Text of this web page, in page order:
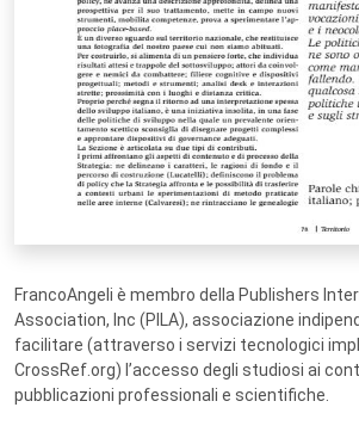
FrancoAngeli è membro della Publishers
Association, Inc (PILA), associazione
facilitare (attraverso i servizi tecnologici
CrossRef.org) l’accesso degli studiosi ai
pubblicazioni professionali e scientifiche.